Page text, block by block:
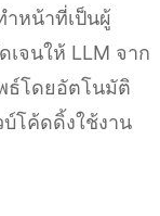
หน้าที่เป็นผู้
จนให้ LLM จาก
ธ์โดยอัตโนมัติ
โค้ดดิ้งใช้งาน